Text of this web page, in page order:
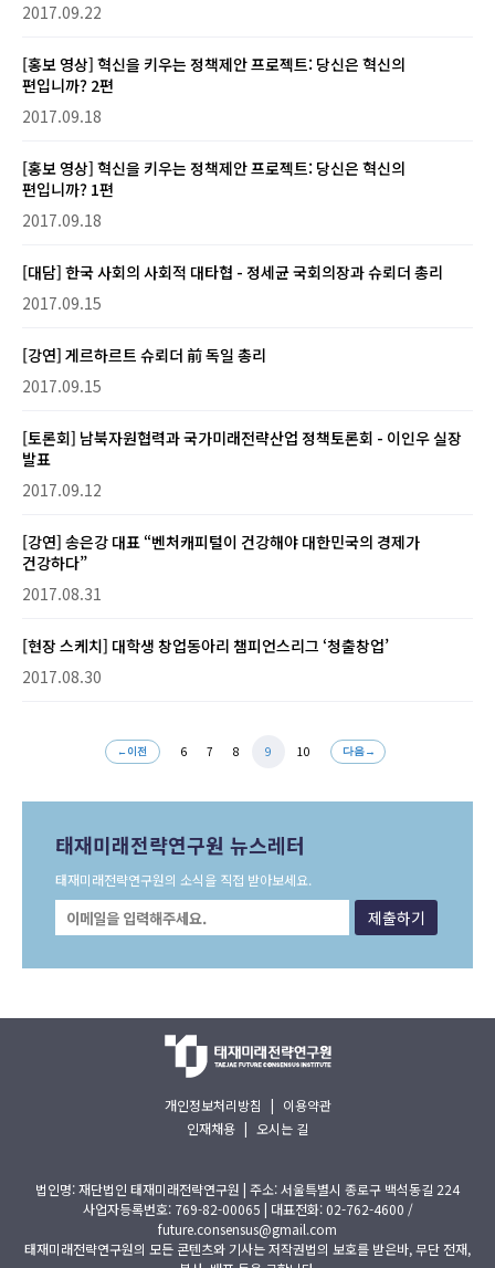
2017.09.22
[홍보 영상] 혁신을 키우는 정책제안 프로젝트: 당신은 혁신의
편입니까? 2편
2017.09.18
[홍보 영상] 혁신을 키우는 정책제안 프로젝트: 당신은 혁신의
편입니까? 1편
2017.09.18
[대담] 한국 사회의 사회적 대타협 - 정세균 국회의장과 슈뢰더 총리
2017.09.15
[강연] 게르하르트 슈뢰더 前 독일 총리
2017.09.15
[토론회] 남북자원협력과 국가미래전략산업 정책토론회 - 이인우 실장
발표
2017.09.12
[강연] 송은강 대표 “벤처캐피털이 건강해야 대한민국의 경제가
건강하다”
2017.08.31
[현장 스케치] 대학생 창업동아리 챔피언스리그 ‘청출창업’
2017.08.30
6 7 8 9 10
태재미래전략연구원 뉴스레터
태재미래전략연구원의 소식을 직접 받아보세요.
개인정보처리방침 | 이용약관
인재채용 | 오시는 길
법인명: 재단법인 태재미래전략연구원 | 주소: 서울특별시 종로구 백석동길 224
사업자등록번호: 769-82-00065 | 대표전화: 02-762-4600 /
future.consensus@gmail.com
태재미래전략연구원의 모든 콘텐츠와 기사는 저작권법의 보호를 받은바, 무단 전재,